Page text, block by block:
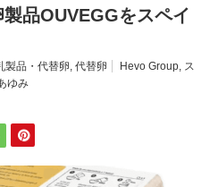
品OUVEGGをスペイ
製品・代替卵, 代替卵 Hevo Group, ス
ゆみ